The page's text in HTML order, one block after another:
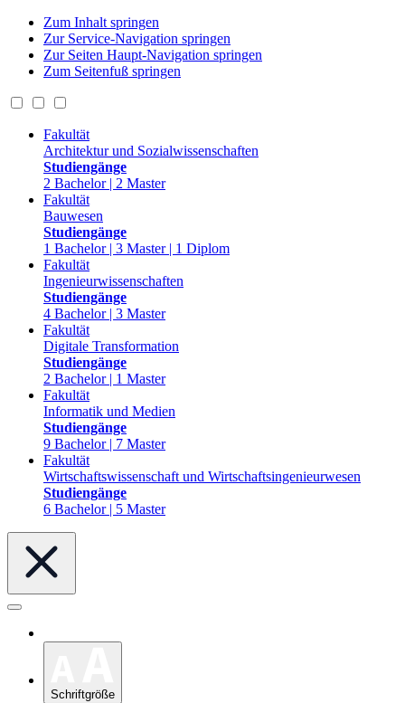
Zum Inhalt springen
Zur Service-Navigation springen
Zur Seiten Haupt-Navigation springen
Zum Seitenfuß springen
Fakultät
Architektur und Sozialwissenschaften
Studiengänge
2 Bachelor | 2 Master
Fakultät
Bauwesen
Studiengänge
1 Bachelor | 3 Master | 1 Diplom
Fakultät
Ingenieurwissenschaften
Studiengänge
4 Bachelor | 3 Master
Fakultät
Digitale Transformation
Studiengänge
2 Bachelor | 1 Master
Fakultät
Informatik und Medien
Studiengänge
9 Bachelor | 7 Master
Fakultät
Wirtschaftswissenschaft und Wirtschaftsingenieurwesen
Studiengänge
6 Bachelor | 5 Master
Schriftgröße